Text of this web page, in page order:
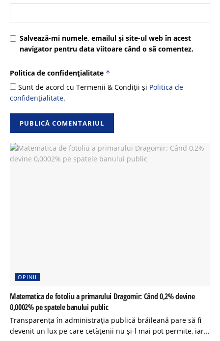
Salvează-mi numele, emailul și site-ul web în acest
navigator pentru data viitoare când o să comentez.
Politica de confidențialitate *
Sunt de acord cu Termenii & Condiții și Politica de
confidențialitate.
OPINII
Matematica de fotoliu a primarului Dragomir: Când 0,2% devine
0,0002% pe spatele banului public
Transparența în administrația publică brăileană pare să fi
devenit un lux pe care cetățenii nu și-l mai pot permite, iar...